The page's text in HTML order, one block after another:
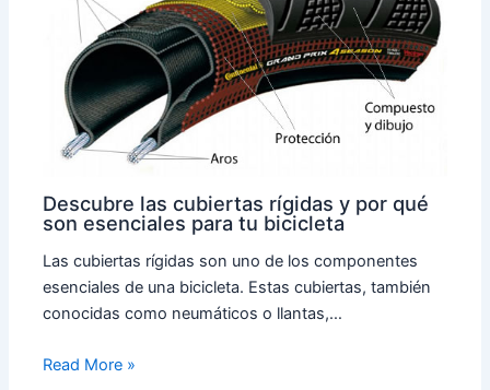
Descubre las cubiertas rígidas y por qué
son esenciales para tu bicicleta
Las cubiertas rígidas son uno de los componentes
esenciales de una bicicleta. Estas cubiertas, también
conocidas como neumáticos o llantas,…
Read More »